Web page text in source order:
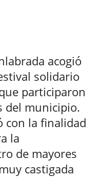
acogió
solidario
participaron
del municipio.
con la finalidad
la
de mayores
castigada